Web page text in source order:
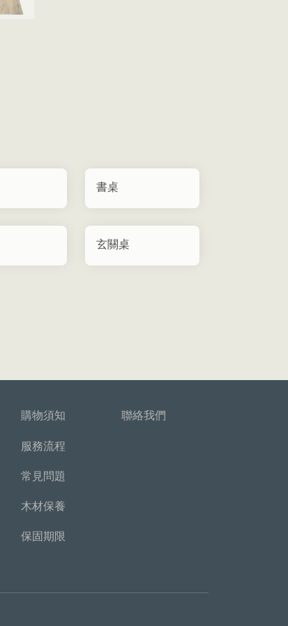
書桌
玄關桌
購物須知
服務流程
常見問題
木材保養
保固期限
聯絡我們